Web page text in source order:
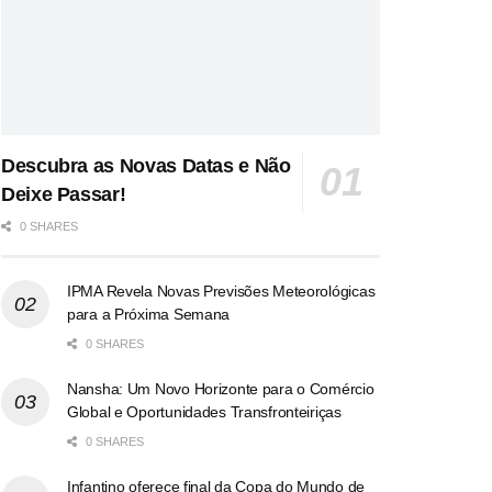
Descubra as Novas Datas e Não
Deixe Passar!
0 SHARES
IPMA Revela Novas Previsões Meteorológicas
para a Próxima Semana
0 SHARES
Nansha: Um Novo Horizonte para o Comércio
Global e Oportunidades Transfronteiriças
0 SHARES
Infantino oferece final da Copa do Mundo de